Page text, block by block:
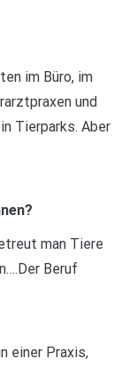
im Büro, im
und
Tierparks. Aber
man Tiere
Beruf
einer Praxis,